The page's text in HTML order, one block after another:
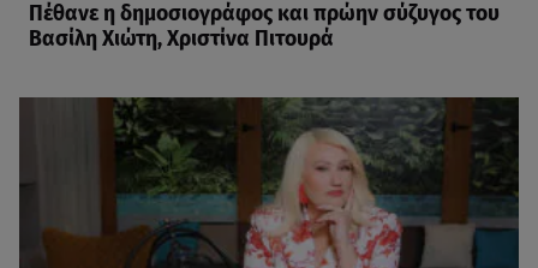
Πέθανε η δημοσιογράφος και πρώην σύζυγος του
Βασίλη Χιώτη, Χριστίνα Πιτουρά